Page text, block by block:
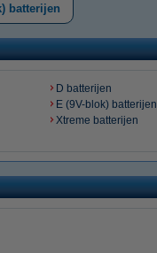
batterijen
D batterijen
E (9V-blok) batterijen
Xtreme batterijen